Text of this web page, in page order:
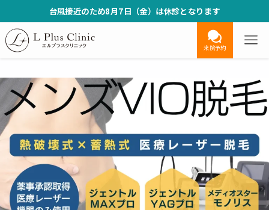
台風接近のため8月7日（金）は休診となります
来院予約